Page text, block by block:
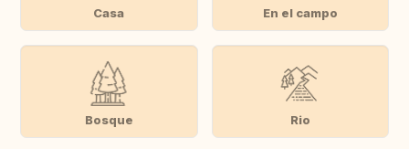
Casa En el campo
Bosque Rio